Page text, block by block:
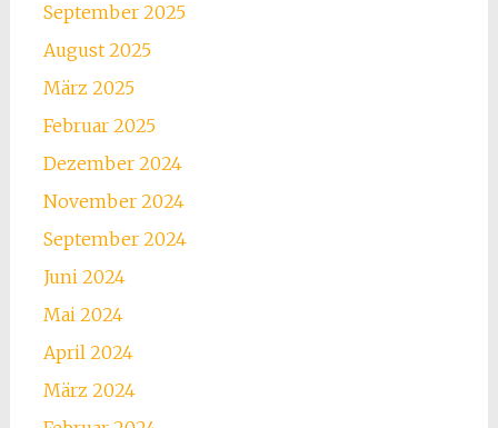
September 2025
August 2025
März 2025
Februar 2025
Dezember 2024
November 2024
September 2024
Juni 2024
Mai 2024
April 2024
März 2024